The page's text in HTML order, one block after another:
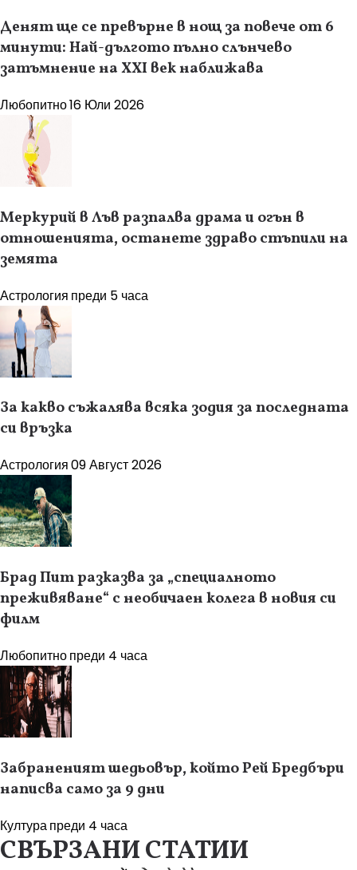
Денят ще се превърне в нощ за повече от 6
минути: Най-дългото пълно слънчево
затъмнение на XXI век наближава
Любопитно16 Юли 2026
Меркурий в Лъв разпалва драма и огън в
отношенията, останете здраво стъпили на
земята
Астрология преди 5 часа
За какво съжалява всяка зодия за последната
си връзка
Астрология09 Август 2026
Брад Пит разказва за „специалното
преживяване“ с необичаен колега в новия си
филм
Любопитнопреди 4 часа
Забраненият шедьовър, който Рей Бредбъри
написва само за 9 дни
Културапреди 4 часа
СВЪРЗАНИ СТАТИИ